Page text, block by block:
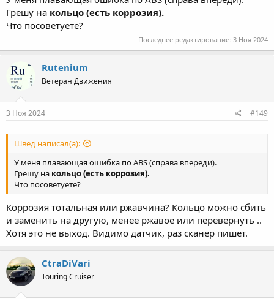
Грешу на кольцо (есть коррозия).
Что посоветуете?
Последнее редактирование: 3 Ноя 2024
Rutenium
Ветеран Движения
3 Ноя 2024 #149
Швед написал(а):
У меня плавающая ошибка по ABS (справа впереди).
Грешу на кольцо (есть коррозия).
Что посоветуете?
Коррозия тотальная или ржавчина? Кольцо можно сбить
и заменить на другую, менее ржавое или перевернуть ..
Хотя это не выход. Видимо датчик, раз сканер пишет.
CtraDiVari
Touring Cruiser